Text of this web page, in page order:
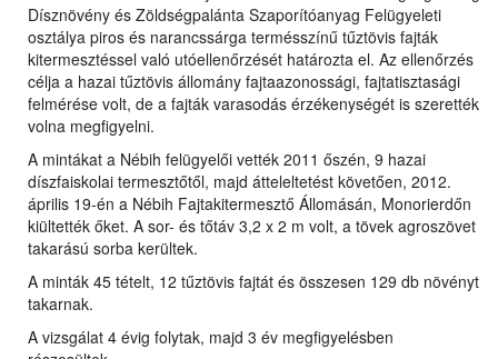
Dísznövény és Zöldségpalánta Szaporítóanyag Felügyeleti
osztálya piros és narancssárga termésszínű tűztövis fajták
kitermesztéssel való utóellenőrzését határozta el. Az ellenőrzés
célja a hazai tűztövis állomány fajtaazonossági, fajtatisztasági
felmérése volt, de a fajták varasodás érzékenységét is szerették
volna megfigyelni.
A mintákat a Nébih felügyelői vették 2011 őszén, 9 hazai
díszfaiskolai termesztőtől, majd átteleltetést követően, 2012.
április 19-én a Nébih Fajtakitermesztő Állomásán, Monorierdőn
kiültették őket. A sor- és tőtáv 3,2 x 2 m volt, a tövek agroszövet
takarású sorba kerültek.
A minták 45 tételt, 12 tűztövis fajtát és összesen 129 db növényt
takarnak.
A vizsgálat 4 évig folytak, majd 3 év megfigyelésben